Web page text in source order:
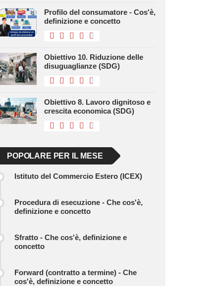
Profilo del consumatore - Cos'è,
definizione e concetto
Obiettivo 10. Riduzione delle
disuguaglianze (SDG)
Obiettivo 8. Lavoro dignitoso e
crescita economica (SDG)
POPOLARE PER IL MESE
Istituto del Commercio Estero (ICEX)
Procedura di esecuzione - Che cos'è,
definizione e concetto
Sfratto - Che cos'è, definizione e
concetto
Forward (contratto a termine) - Che
cos'è, definizione e concetto